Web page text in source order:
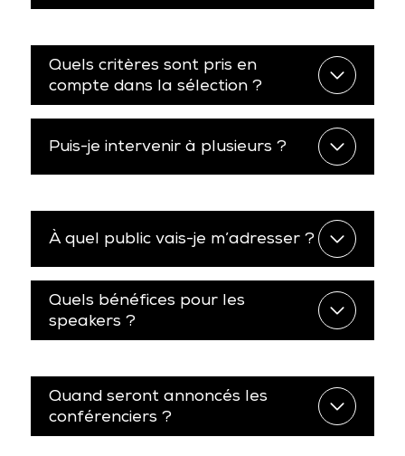
Quels critères sont pris en
compte dans la sélection ?
Puis-je intervenir à plusieurs ?
À quel public vais-je m’adresser ?
Quels bénéfices pour les
speakers ?
Quand seront annoncés les
conférenciers ?